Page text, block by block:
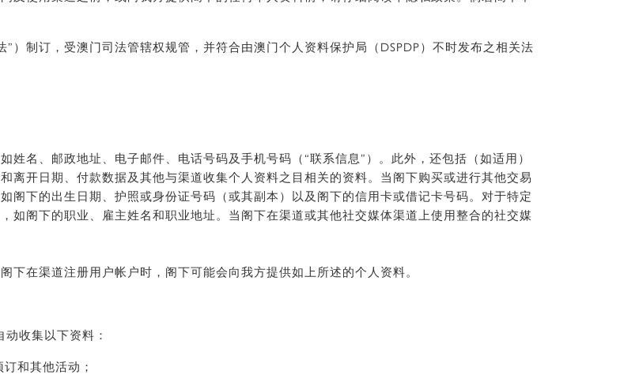
）制订，受澳门司法管辖权规管，并符合由澳门个人资料保护局（DSPDP）不时发布之相关法
名、邮政地址、电子邮件、电话号码及手机号码（“联系信息”）。此外，还包括（如适用）
离开日期、付款数据及其他与渠道收集个人资料之目相关的资料。当阁下购买或进行其他交易
阁下的出生日期、护照或身份证号码（或其副本）以及阁下的信用卡或借记卡号码。对于特定
如阁下的职业、雇主姓名和职业地址。当阁下在渠道或其他社交媒体渠道上使用整合的社交媒
下在渠道注册用户帐户时，阁下可能会向我方提供如上所述的个人资料。
收集以下资料：
和其他活动；